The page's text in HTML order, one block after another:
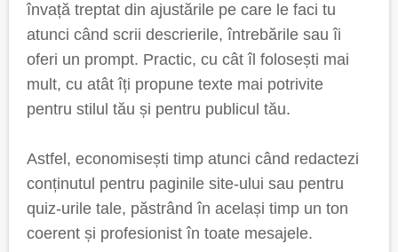
învață treptat din ajustările pe care le faci tu
atunci când scrii descrierile, întrebările sau îi
oferi un prompt. Practic, cu cât îl folosești mai
mult, cu atât îți propune texte mai potrivite
pentru stilul tău și pentru publicul tău.
Astfel, economisești timp atunci când redactezi
conținutul pentru paginile site-ului sau pentru
quiz-urile tale, păstrând în același timp un ton
coerent și profesionist în toate mesajele.